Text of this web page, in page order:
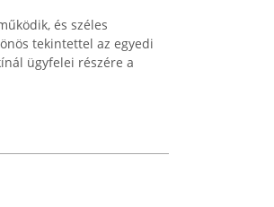
és széles
tekintettel az egyedi
ügyfelei részére a